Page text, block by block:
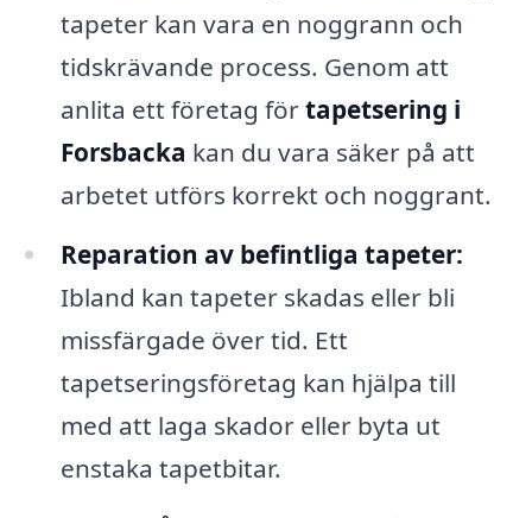
tapeter kan vara en noggrann och
tidskrävande process. Genom att
anlita ett företag förtapetsering i
Forsbacka kan du vara säker på att
arbetet utförs korrekt och noggrant.
Reparation av befintliga tapeter:
Ibland kan tapeter skadas eller bli
missfärgade över tid. Ett
tapetseringsföretag kan hjälpa till
med att laga skador eller byta ut
enstaka tapetbitar.